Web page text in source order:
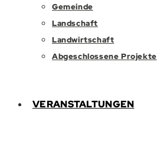
Gemeinde
Landschaft
Landwirtschaft
Abgeschlossene Projekte
VERANSTALTUNGEN